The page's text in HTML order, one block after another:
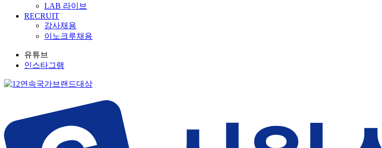
LAB 라이브
RECRUIT
강사채용
이노크루채용
유튜브
인스타그램